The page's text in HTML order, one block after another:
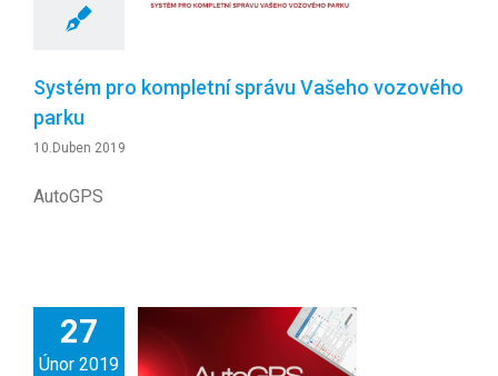
Systém pro kompletní správu Vašeho vozového
parku
10.Duben 2019
AutoGPS
27
Únor 2019